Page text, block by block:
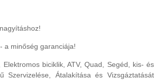
a minőség garanciája!
biciklik, ATV, Quad, Segéd, kis- és
Szervizelése, Átalakítása és Vizsgáztatását